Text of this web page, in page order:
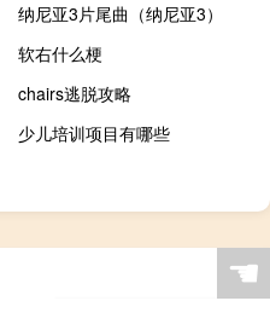
纳尼亚3片尾曲（纳尼亚3）
软右什么梗
chairs逃脱攻略
少儿培训项目有哪些
☚